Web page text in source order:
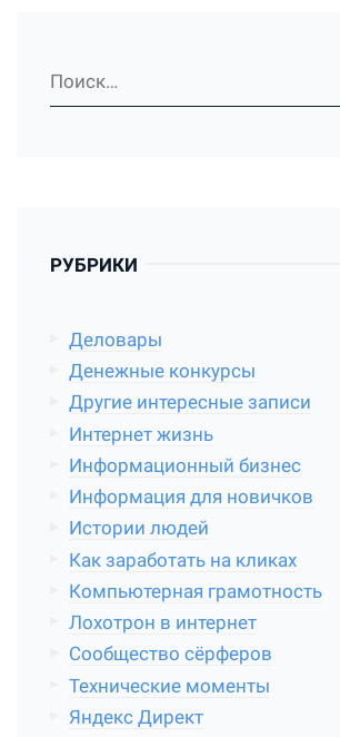
РУБРИКИ
Деловары
Денежные конкурсы
Другие интересные записи
Интернет жизнь
Информационный бизнес
Информация для новичков
Истории людей
Как заработать на кликах
Компьютерная грамотность
Лохотрон в интернет
Сообщество сёрферов
Технические моменты
Яндекс Директ